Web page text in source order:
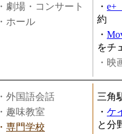
・劇場・コンサート
・ホール
・ e+
約
・
をチ
・映
・外国語会話
・趣味教室
・ 専門学校
三角
・ ケ
と分